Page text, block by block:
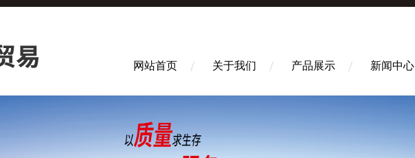
网站首页 关于我们 产品展示 新闻中心